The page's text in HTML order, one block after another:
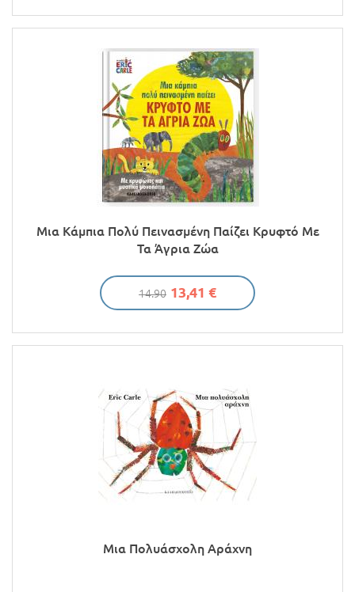
Μια Κάμπια Πολύ Πεινασμένη Παίζει Κρυφτό Με
Τα Άγρια Ζώα
14.90 13,41 €
Μια Πολυάσχολη Αράχνη